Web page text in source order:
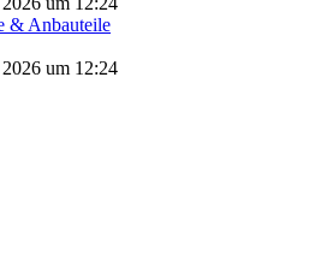
& Anbauteile
um 12:24